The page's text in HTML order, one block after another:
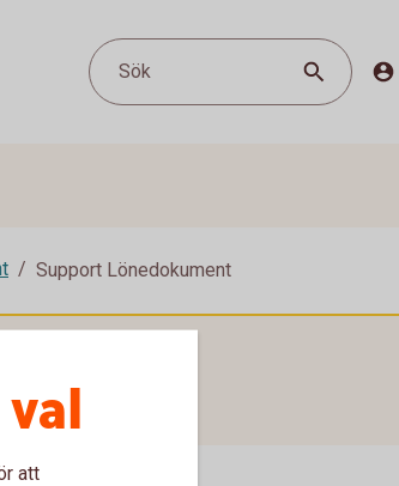
Sök
Support Lönedokument
statistik.
att